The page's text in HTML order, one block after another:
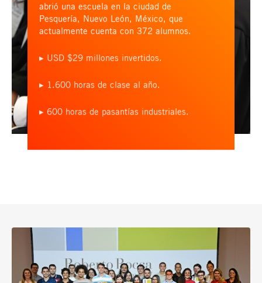
abrió una escuela en la ciudad de
Pesquería, Nuevo León, México, que
actualmente cuenta con 372 alumnos.
▸ USD $29 millones invertidos.
▸ 1.600 horas de clase al año.
▸ 600 horas de pasantías industriales.